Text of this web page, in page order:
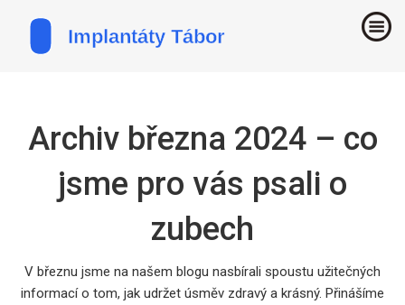
Archiv března 2024 – co
jsme pro vás psali o
zubech
V březnu jsme na našem blogu nasbírali spoustu užitečných
informací o tom, jak udržet úsměv zdravý a krásný. Přinášíme